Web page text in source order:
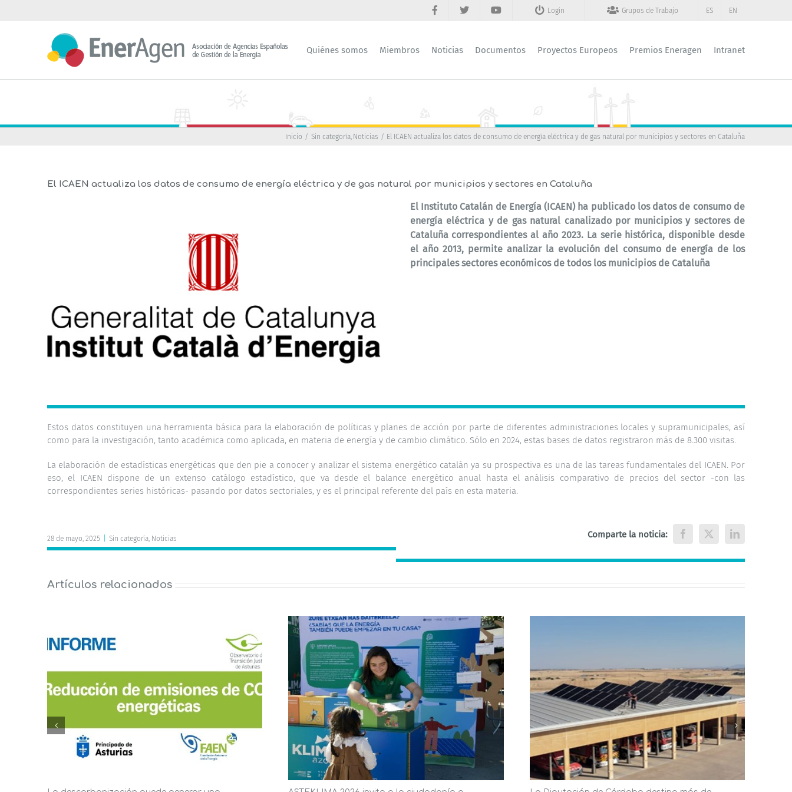
Login Grupos de Trabajo ES EN
Quiénes somos Miembros Noticias Documentos Proyectos Europeos Premios Eneragen Intranet
Inicio Sin categoría Noticias El ICAEN actualiza los datos de consumo de energía eléctrica y de gas natural por municipios y sectores en Cataluña
El ICAEN actualiza los datos de consumo de energía eléctrica y de gas natural por municipios y sectores en Cataluña
El Instituto Catalán de Energía (ICAEN) ha publicado los datos de consumo de
energía eléctrica y de gas natural canalizadopor municipios y sectores de
Cataluña correspondientes al año 2023. La serie histórica, disponible desde
el año 2013, permite analizar la evolución del consumo de energía de los
principales sectores económicos de todos los municipios de Cataluña
Estos datos constituyen una herramienta básica para la elaboración de políticas y planes de acción por parte de diferentes administraciones locales y supramunicipales, así
como para la investigación, tanto académica como aplicada, en materia de energía y de cambio climático. Sólo en 2024, estas bases de datos registraron más de 8.300 visitas.
La elaboración de estadísticas energéticas que den pie a conocer y analizar el sistema energético catalán ya su prospectiva es una de las tareas fundamentales del ICAEN. Por
eso, el ICAEN dispone de un extenso catálogo estadístico, que va desde el balance energético anual hasta el análisis comparativo de precios del sector -con las
correspondientes series históricas- pasando por datos sectoriales, y es el principal referente del país en esta materia.
28 de mayo, 2025 Sin categoría Noticias Comparte la noticia: Facebook
X LinkedIn
Artículos relacionados